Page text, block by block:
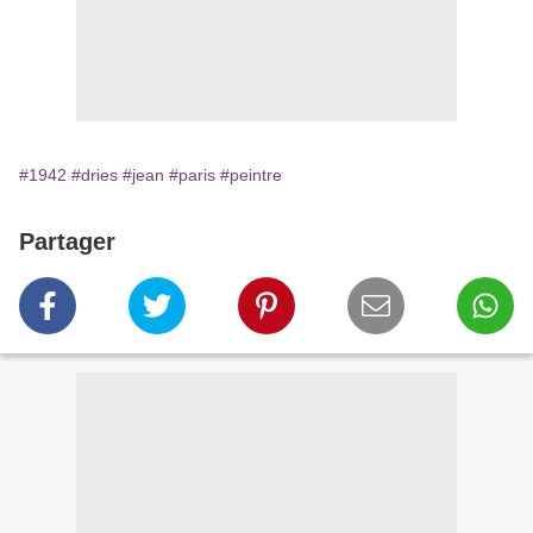
#1942 #dries #jean #paris #peintre
Partager